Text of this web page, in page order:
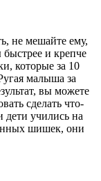
не мешайте ему,
быстрее и крепче
которые за 10
малыша за
вы можете
сделать что-
учились на
шишек, они